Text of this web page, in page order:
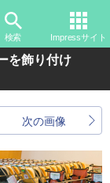
検索 Impressサイト
を飾り付け
次の画像